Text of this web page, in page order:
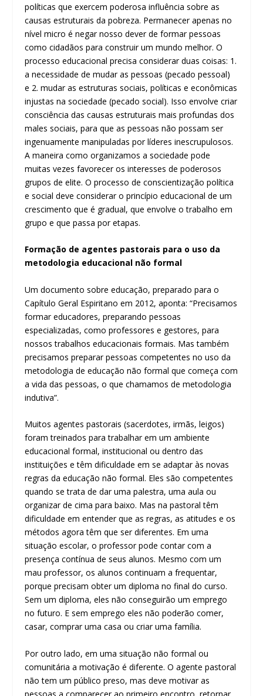
políticas que exercem poderosa influência sobre as
causas estruturais da pobreza. Permanecer apenas no
nível micro é negar nosso dever de formar pessoas
como cidadãos para construir um mundo melhor. O
processo educacional precisa considerar duas coisas: 1.
a necessidade de mudar as pessoas (pecado pessoal)
e 2. mudar as estruturas sociais, políticas e econômicas
injustas na sociedade (pecado social). Isso envolve criar
consciência das causas estruturais mais profundas dos
males sociais, para que as pessoas não possam ser
ingenuamente manipuladas por líderes inescrupulosos.
A maneira como organizamos a sociedade pode
muitas vezes favorecer os interesses de poderosos
grupos de elite. O processo de conscientização política
e social deve considerar o princípio educacional de um
crescimento que é gradual, que envolve o trabalho em
grupo e que passa por etapas.
Formação de agentes pastorais para o uso da
metodologia educacional não formal
Um documento sobre educação, preparado para o
Capítulo Geral Espiritano em 2012, aponta: “Precisamos
formar educadores, preparando pessoas
especializadas, como professores e gestores, para
nossos trabalhos educacionais formais. Mas também
precisamos preparar pessoas competentes no uso da
metodologia de educação não formal que começa com
a vida das pessoas, o que chamamos de metodologia
indutiva”.
Muitos agentes pastorais (sacerdotes, irmãs, leigos)
foram treinados para trabalhar em um ambiente
educacional formal, institucional ou dentro das
instituições e têm dificuldade em se adaptar às novas
regras da educação não formal. Eles são competentes
quando se trata de dar uma palestra, uma aula ou
organizar de cima para baixo. Mas na pastoral têm
dificuldade em entender que as regras, as atitudes e os
métodos agora têm que ser diferentes. Em uma
situação escolar, o professor pode contar com a
presença contínua de seus alunos. Mesmo com um
mau professor, os alunos continuam a frequentar,
porque precisam obter um diploma no final do curso.
Sem um diploma, eles não conseguirão um emprego
no futuro. E sem emprego eles não poderão comer,
casar, comprar uma casa ou criar uma família.
Por outro lado, em uma situação não formal ou
comunitária a motivação é diferente. O agente pastoral
não tem um público preso, mas deve motivar as
pessoas a comparecer ao primeiro encontro, retornar